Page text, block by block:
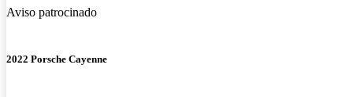
Aviso patrocinado
2022 Porsche Cayenne